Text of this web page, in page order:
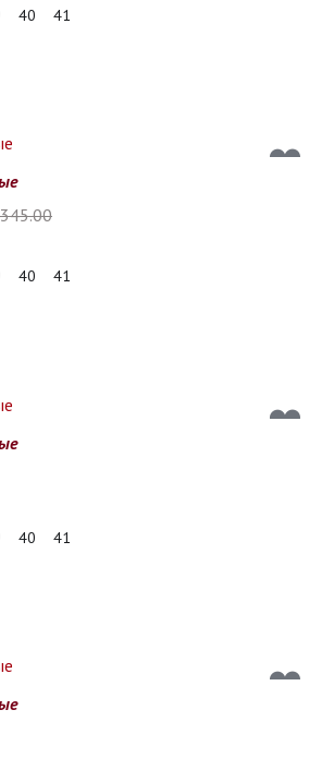
40 41
40 41
40 41